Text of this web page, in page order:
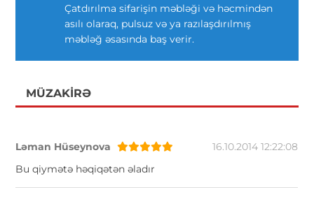
Çatdırılma sifarişin məbləği və həcmindən
asılı olaraq, pulsuz və ya razılaşdırılmış
məbləğ əsasında baş verir.
MÜZAKIRƏ
Ləman Hüseynova
16.10.2014 12:22:08
Bu qiymətə həqiqətən əladır